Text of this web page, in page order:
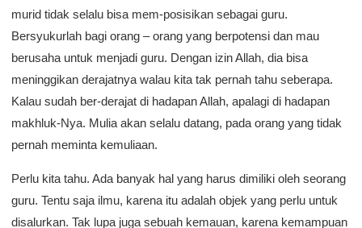
murid tidak selalu bisa mem-posisikan sebagai guru.
Bersyukurlah bagi orang – orang yang berpotensi dan mau
berusaha untuk menjadi guru. Dengan izin Allah, dia bisa
meninggikan derajatnya walau kita tak pernah tahu seberapa.
Kalau sudah ber-derajat di hadapan Allah, apalagi di hadapan
makhluk-Nya. Mulia akan selalu datang, pada orang yang tidak
pernah meminta kemuliaan.
Perlu kita tahu. Ada banyak hal yang harus dimiliki oleh seorang
guru. Tentu saja ilmu, karena itu adalah objek yang perlu untuk
disalurkan. Tak lupa juga sebuah kemauan, karena kemampuan